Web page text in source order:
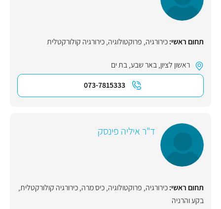
תחום ראשי:כירורגיה, פרוקטולוגיה,כירורגיה קולורקטלית
ראשון לציון,באר שבע,בת ים
073-7815333
ד"ר איליה פינסק
תחום ראשי:כירורגיה, פרוקטולוגיה,כיס מרה,כירורגיה קולורקטלית,
בקע והרניה